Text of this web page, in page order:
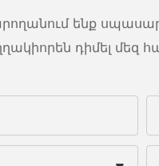
ենք
դիմել մեզ